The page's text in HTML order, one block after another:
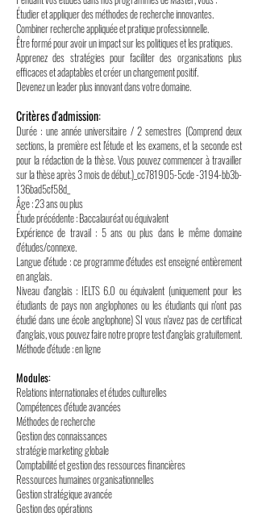
Étudier et appliquer des méthodes de recherche innovantes.
Combiner recherche appliquée et pratique professionnelle.
Être formé pour avoir un impact sur les politiques et les pratiques.
Apprenez des stratégies pour faciliter des organisations plus
efficaces et adaptables et créer un changement positif.
Devenez un leader plus innovant dans votre domaine.
Critères d'admission:
Durée : une année universitaire / 2 semestres (Comprend deux
sections, la première est l'étude et les examens, et la seconde est
pour la rédaction de la thèse. Vous pouvez commencer à travailler
sur la thèse après 3 mois de début.)_cc781905-5cde -3194-bb3b-
136bad5cf58d_
Âge : 23 ans ou plus
Étude précédente : Baccalauréat ou équivalent
Expérience de travail : 5 ans ou plus dans le même domaine
d'études/connexe.
Langue d'étude : ce programme d'études est enseigné entièrement
en anglais.
Niveau d'anglais : IELTS 6.0 ou équivalent (uniquement pour les
étudiants de pays non anglophones ou les étudiants qui n'ont pas
étudié dans une école anglophone) SI vous n'avez pas de certificat
d'anglais, vous pouvez faire notre propre test d'anglais gratuitement.
Méthode d'étude : en ligne
Modules:
​​Relations internationales et études culturelles
Compétences d'étude avancées
Méthodes de recherche
Gestion des connaissances
stratégie marketing globale
Comptabilité et gestion des ressources financières
Ressources humaines organisationnelles
Gestion stratégique avancée
Gestion des opérations